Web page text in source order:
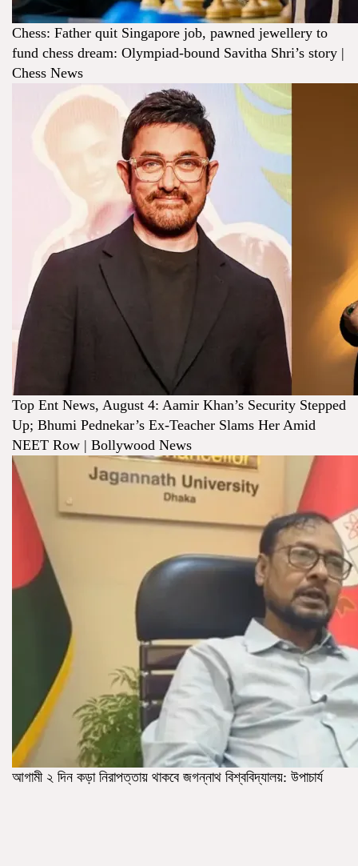
Chess: Father quit Singapore job, pawned jewellery to
fund chess dream: Olympiad-bound Savitha Shri’s story |
Chess News
Top Ent News, August 4: Aamir Khan’s Security Stepped
Up; Bhumi Pednekar’s Ex-Teacher Slams Her Amid
NEET Row | Bollywood News
আগামী ২ দিন কড়া নিরাপত্তায় থাকবে জগন্নাথ বিশ্ববিদ্যালয়: উপাচার্য